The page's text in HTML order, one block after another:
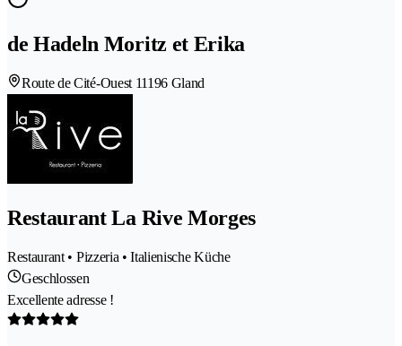
de Hadeln Moritz et Erika
Route de Cité-Ouest 11196 Gland
Restaurant La Rive Morges
Restaurant • Pizzeria • Italienische Küche
Geschlossen
Excellente adresse !